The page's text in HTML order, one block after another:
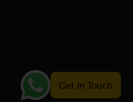
Get In Touch